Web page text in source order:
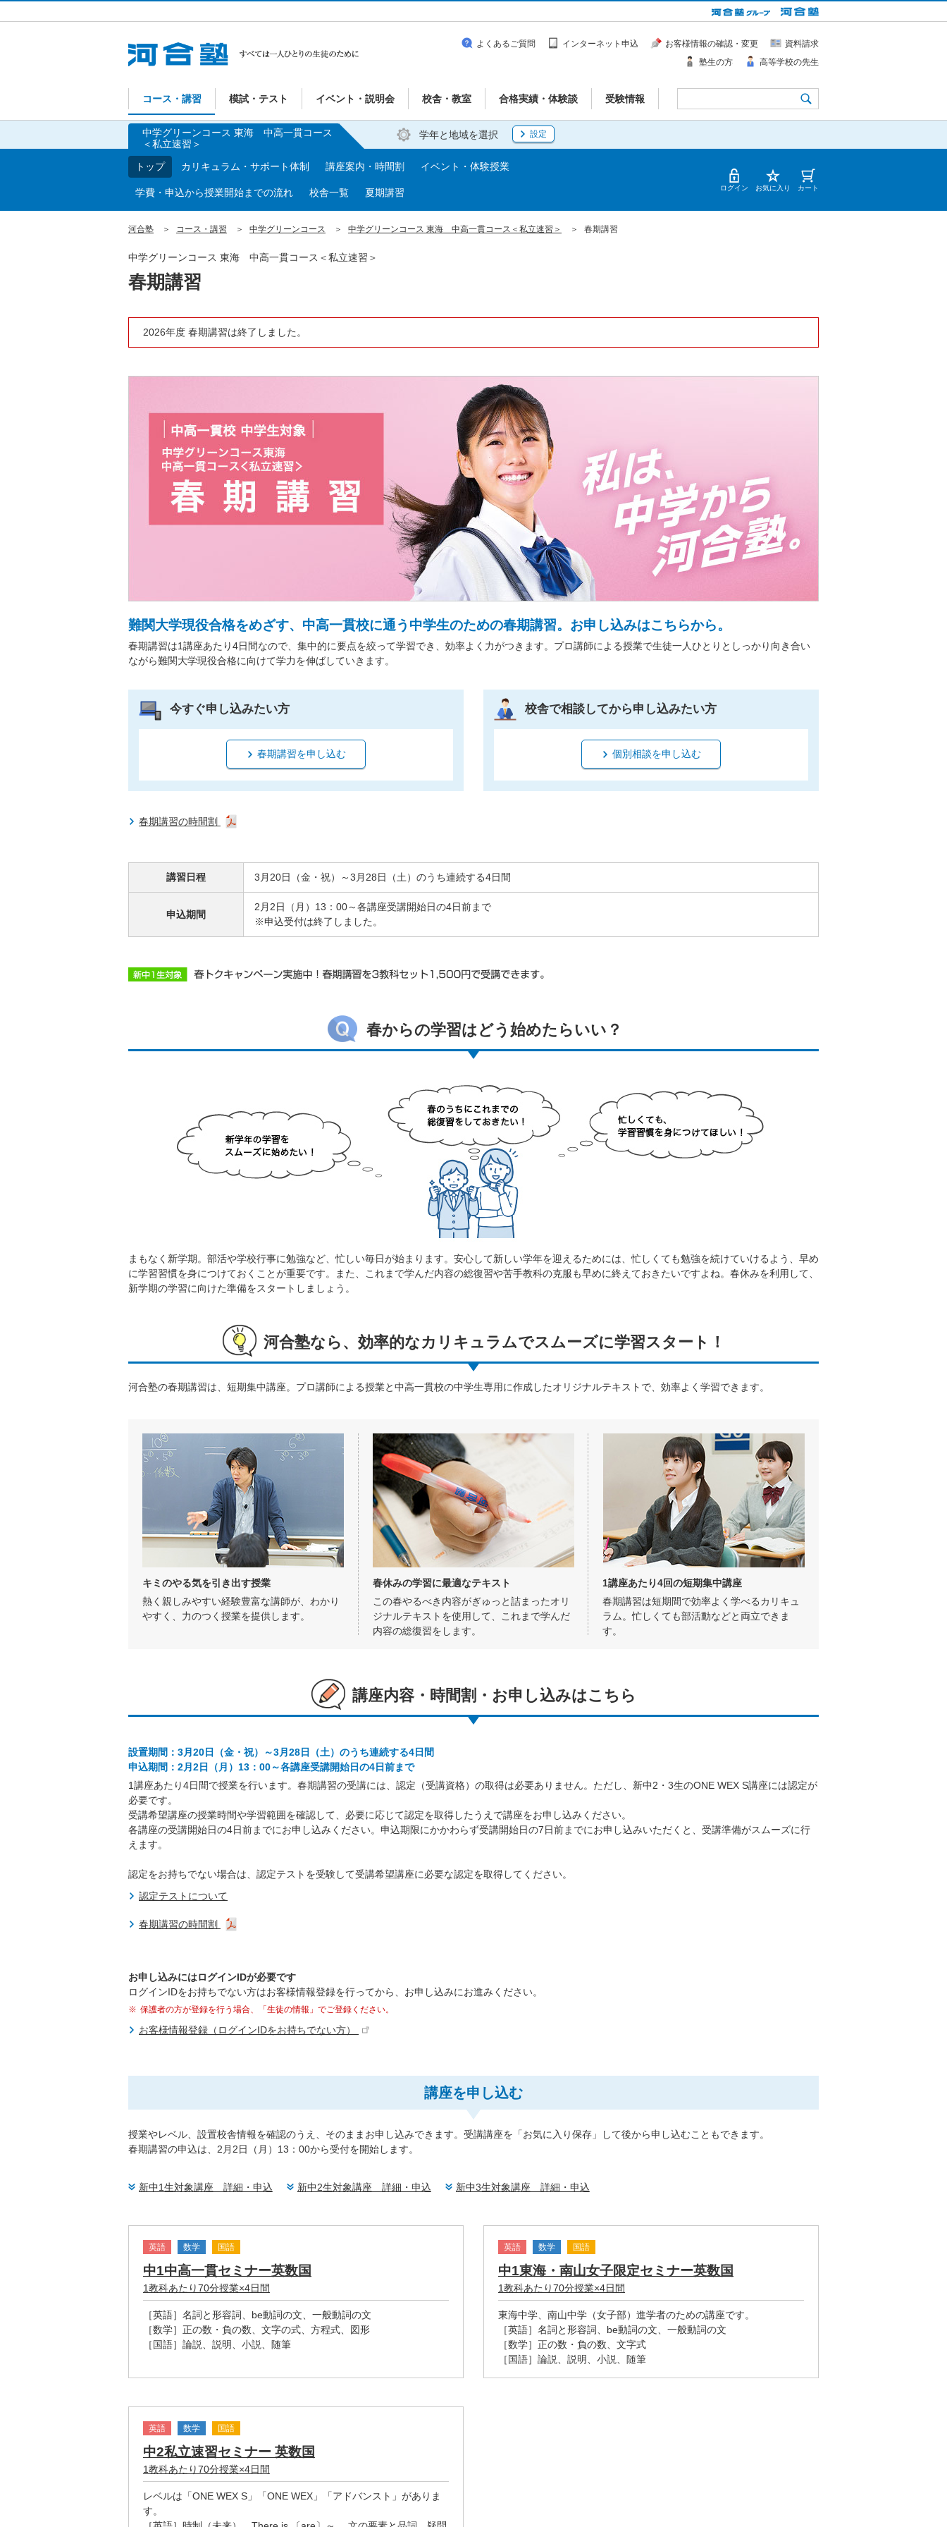
コース・講習 模試・テスト イベント・説明会 校舎・教室 合格実績・体験談 受験情報
よくあるご質問 インターネット申込 お客様情報の確認・変更
資料請求
塾生の方
高等学校の先生
学年と地域を選択 設定
中学グリーンコース 東海 中高一貫コース
＜私立速習＞
トップ
カリキュラム・サポート体制 講座案内・時間割 イベント・体験授業
学費・申込から授業開始までの流れ 校舎一覧 夏期講習 ログイン お気に入り カート
河合塾 コース・講習 中学グリーンコース 中学グリーンコース 東海 中高一貫コース＜私立速習＞ 春期講習
春期講習
中学グリーンコース 東海 中高一貫コース＜私立速習＞
2026年度 春期講習は終了しました。
難関大学現役合格をめざす、中高一貫校に通う中学生のための春期講習。お申し込みはこちらから。
春期講習は1講座あたり4日間なので、集中的に要点を絞って学習でき、効率よく力がつきます。プロ講師による授業で生徒一人ひとりとしっかり向き合い
ながら難関大学現役合格に向けて学力を伸ばしていきます。
今すぐ申し込みたい方
春期講習を申し込む
校舎で相談してから申し込みたい方
個別相談を申し込む
春期講習の時間割
講習日程 3月20日（金・祝）～3月28日（土）のうち連続する4日間
申込期間
2月2日（月）13：00～各講座受講開始日の4日前まで
※申込受付は終了しました。
春からの学習はどう始めたらいい？
まもなく新学期。部活や学校行事に勉強など、忙しい毎日が始まります。安心して新しい学年を迎えるためには、忙しくても勉強を続けていけるよう、早め
に学習習慣を身につけておくことが重要です。また、これまで学んだ内容の総復習や苦手教科の克服も早めに終えておきたいですよね。春休みを利用して、
新学期の学習に向けた準備をスタートしましょう。
河合塾なら、効率的なカリキュラムでスムーズに学習スタート！
河合塾の春期講習は、短期集中講座。プロ講師による授業と中高一貫校の中学生専用に作成したオリジナルテキストで、効率よく学習できます。
キミのやる気を引き出す授業
熱く親しみやすい経験豊富な講師が、わかり
やすく、力のつく授業を提供します。
春休みの学習に最適なテキスト
この春やるべき内容がぎゅっと詰まったオリ
ジナルテキストを使用して、これまで学んだ
内容の総復習をします。
1講座あたり4回の短期集中講座
春期講習は短期間で効率よく学べるカリキュ
ラム。忙しくても部活動などと両立できま
す。
講座内容・時間割・お申し込みはこちら
設置期間：3月20日（金・祝）～3月28日（土）のうち連続する4日間
申込期間：2月2日（月）13：00～各講座受講開始日の4日前まで
1講座あたり4日間で授業を行います。春期講習の受講には、認定（受講資格）の取得は必要ありません。ただし、新中2・3生のONE WEX S講座には認定が
必要です。
受講希望講座の授業時間や学習範囲を確認して、必要に応じて認定を取得したうえで講座をお申し込みください。
各講座の受講開始日の4日前までにお申し込みください。申込期限にかかわらず受講開始日の7日前までにお申し込みいただくと、受講準備がスムーズに行
えます。
認定をお持ちでない場合は、認定テストを受験して受講希望講座に必要な認定を取得してください。
認定テストについて
春期講習の時間割
お申し込みにはログインIDが必要です
ログインIDをお持ちでない方はお客様情報登録を行ってから、お申し込みにお進みください。
保護者の方が登録を行う場合、「生徒の情報」でご登録ください。
お客様情報登録（ログインIDをお持ちでない方）
講座を申し込む
授業やレベル、設置校舎情報を確認のうえ、そのままお申し込みできます。受講講座を「お気に入り保存」して後から申し込むこともできます。
春期講習の申込は、2月2日（月）13：00から受付を開始します。
新中1生対象講座 詳細・申込 新中2生対象講座 詳細・申込 新中3生対象講座 詳細・申込
英語 数学 国語
中1中高一貫セミナー英数国
1教科あたり70分授業×4日間
［英語］名詞と形容詞、be動詞の文、一般動詞の文
［数学］正の数・負の数、文字の式、方程式、図形
［国語］論説、説明、小説、随筆
英語 数学 国語
中1東海・南山女子限定セミナー英数国
1教科あたり70分授業×4日間
東海中学、南山中学（女子部）進学者のための講座です。
［英語］名詞と形容詞、be動詞の文、一般動詞の文
［数学］正の数・負の数、文字式
［国語］論説、説明、小説、随筆
英語 数学 国語
中2私立速習セミナー 英数国
1教科あたり70分授業×4日間
レベルは「ONE WEX S」「ONE WEX」「アドバンスト」がありま
す。